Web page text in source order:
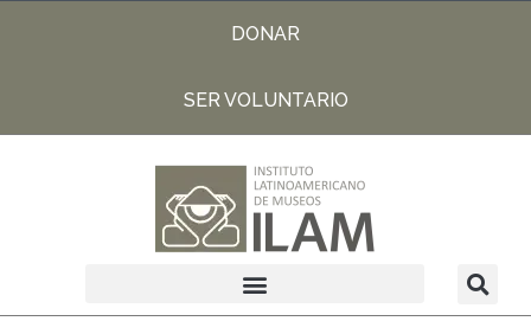
DONAR
SER VOLUNTARIO